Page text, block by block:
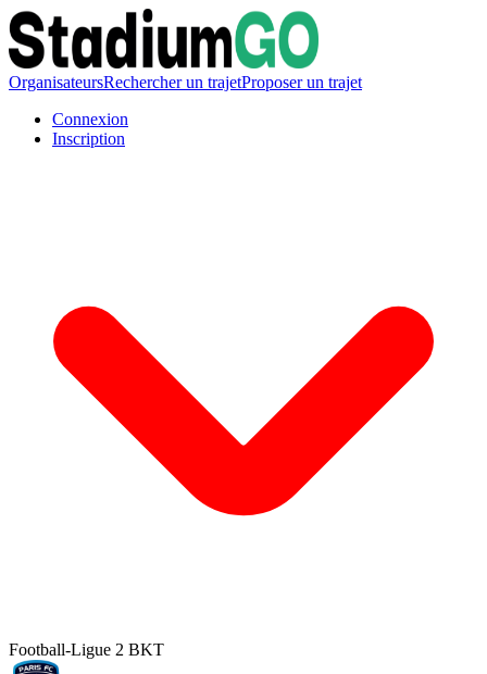
OrganisateursRechercher un trajetProposer un trajet
Connexion
Inscription
Football-Ligue 2 BKT